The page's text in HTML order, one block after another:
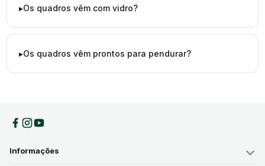
Os quadros vêm com vidro?
Os quadros vêm prontos para pendurar?
Informações